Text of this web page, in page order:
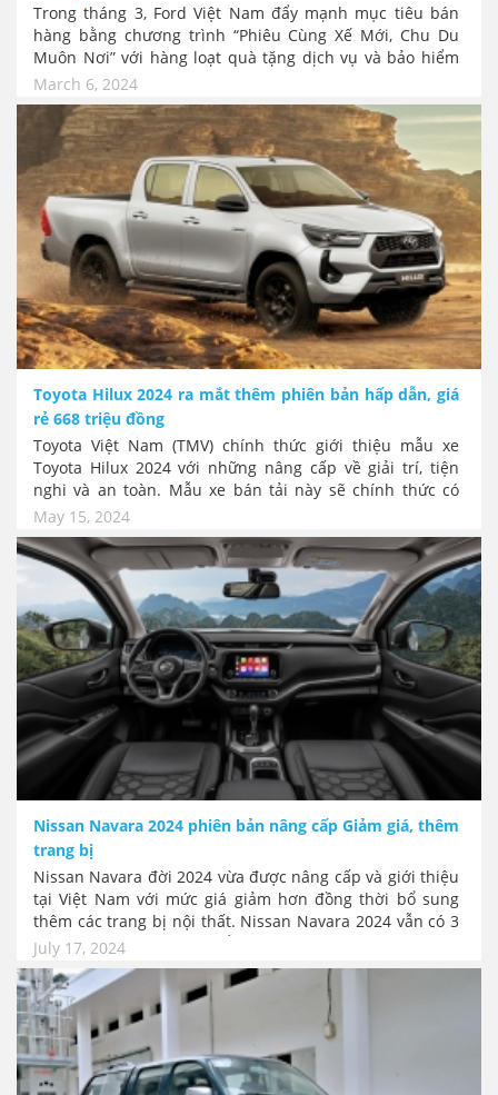
Trong tháng 3, Ford Việt Nam đẩy mạnh mục tiêu bán
hàng bằng chương trình “Phiêu Cùng Xế Mới, Chu Du
Muôn Nơi” với hàng loạt quà tặng dịch vụ và bảo hiểm
lớn, đồng thời tạo cơ hội cho khách hàng mua xe rút
thăm trúng thưởng các chuyến du lịch nước ngoài với
tổng giá trị lên đến hơn 3 tỷ đồng. Cũng trong tháng 3,
Ford đồng loạt tổ chức 2 sự kiện lái thử các dòng SUV và
bán tải với các bài lái thử mạnh mẽ tại Hà Nội và TP. Hồ
Chí Minh.
March 6, 2024
Toyota Hilux 2024 ra mắt thêm phiên bản hấp dẫn, giá
rẻ 668 triệu đồng
Toyota Việt Nam (TMV) chính thức giới thiệu mẫu xe
Toyota Hilux 2024 với những nâng cấp về giải trí, tiện
nghi và an toàn. Mẫu xe bán tải này sẽ chính thức có
mặt tại đại lý từ ngày 14/05/2024. Đáng quan tâm nhất là
dòng bán tải bền nhất này được nhập khẩu với nhiều
phiên bản, trong đó hấp dẫn nhất là bản Hilux 2.4L 4x4
số tay MT giá chỉ 668 triệu đồng.
May 15, 2024
Nissan Navara 2024 phiên bản nâng cấp Giảm giá, thêm
trang bị
Nissan Navara đời 2024 vừa được nâng cấp và giới thiệu
tại Việt Nam với mức giá giảm hơn đồng thời bổ sung
thêm các trang bị nội thất. Nissan Navara 2024 vẫn có 3
phiên bản được nhập khẩu nguyên chiếc từ Thái Lan và
bán chính hãng qua Nhà phân phối VAD tại Việt Nam.
Đáng chú ý, giá bán của mẫu bán tải này đã được giảm
nhẹ so với trước để tăng sức cạnh tranh trong một phân
khúc.
July 17, 2024